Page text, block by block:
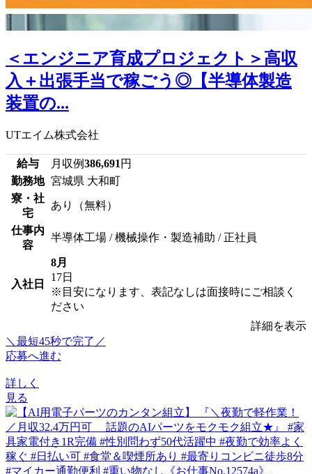
＜エンジニア育成プロジェクト＞高収
入＋出張手当で稼ごう◎【半導体製造
装置の...
UTエイム株式会社
給与 月収例386,691 円
勤務地 宮城県 大和町
寮・社
宅
あり（無料）
仕事内
容
半導体工場 / 機械操作・製造補助 / 正社員
入社日
8月
17日
※目安になります、表記なしは面接時にご相談く
ださい
詳細を表示
＼最短45秒で完了／
応募へ進む
詳しく
見る